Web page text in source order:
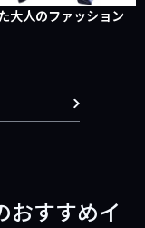
大人のファッション
おすすめイ